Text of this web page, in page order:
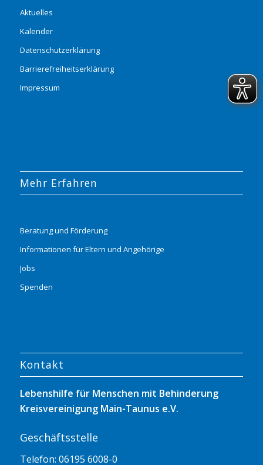
Aktuelles
Kalender
Datenschutzerklärung
Barrierefreiheitserklärung
Impressum
Mehr Erfahren
Beratung und Förderung
Informationen für Eltern und Angehörige
Jobs
Spenden
Kontakt
Lebenshilfe für Menschen mit Behinderung
Kreisvereinigung Main-Taunus e.V.
Geschäftsstelle
Telefon: 06195 6008-0